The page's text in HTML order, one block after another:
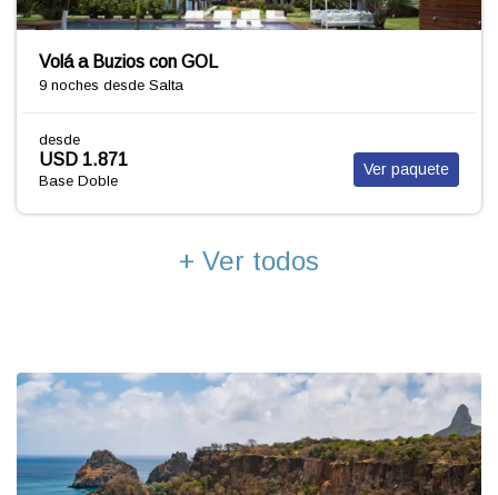
Volá a Buzios con GOL
9 noches desde Salta
desde
USD 1.871
Base Doble
Ver paquete
+ Ver todos